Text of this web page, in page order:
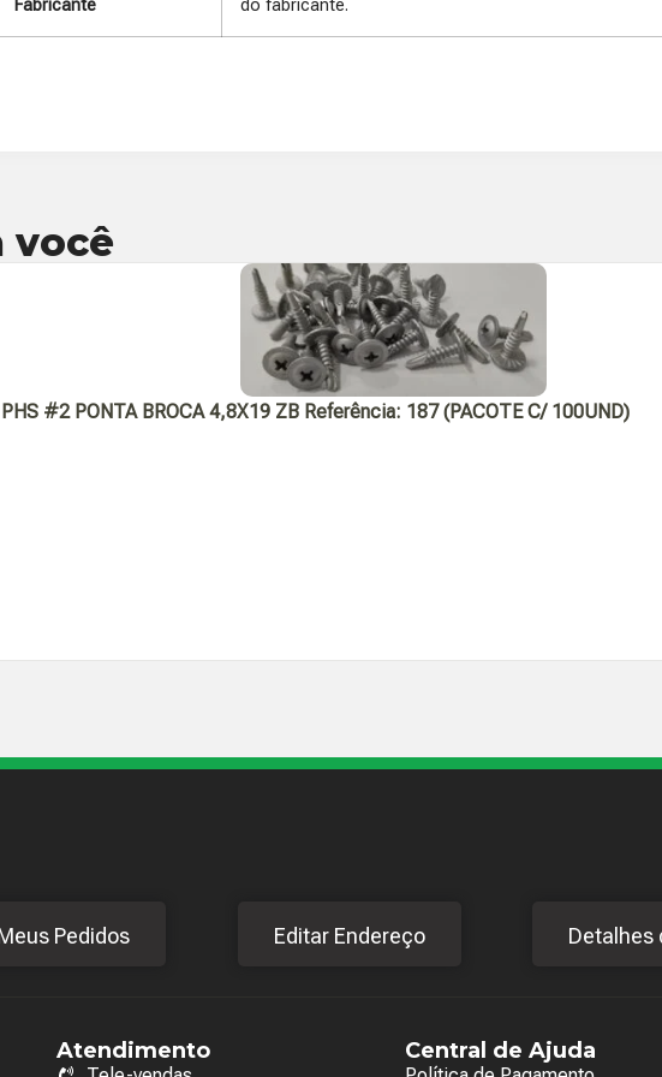
Fabricante
do fabricante.
você
PHS #2 PONTA BROCA 4,8X19 ZB Referência: 187 (PACOTE C/ 100UND)
Pedidos Editar Endereço Detalhes
Atendimento Central de Ajuda